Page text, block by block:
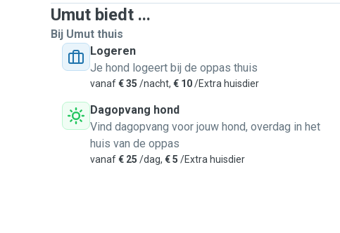
Umut biedt ...
Bij Umut thuis
Logeren
Je hond logeert bij de oppas thuis
vanaf€ 35 /nacht, € 10/Extra huisdier
Dagopvang hond
Vind dagopvang voor jouw hond, overdag in het
huis van de oppas
vanaf€ 25 /dag, € 5 /Extra huisdier